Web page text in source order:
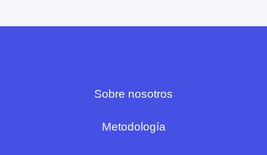
Sobre nosotros
Metodología